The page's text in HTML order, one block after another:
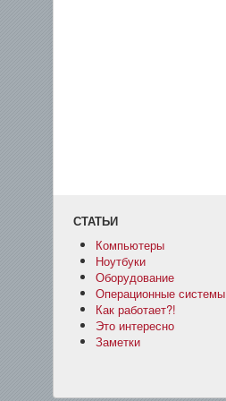
СТАТЬИ
Компьютеры
Ноутбуки
Оборудование
Операционные системы
Как работает?!
Это интересно
Заметки